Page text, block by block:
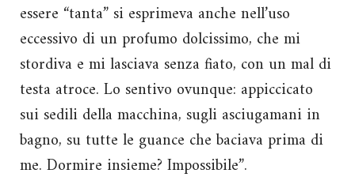
essere “tanta” si esprimeva anche nell’uso
eccessivo di un profumo dolcissimo, che mi
stordiva e mi lasciava senza fiato, con un mal di
testa atroce. Lo sentivo ovunque: appiccicato
sui sedili della macchina, sugli asciugamani in
bagno, su tutte le guance che baciava prima di
me. Dormire insieme? Impossibile”.